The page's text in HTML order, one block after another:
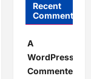
Recent
Comments
A
WordPress
Commenter